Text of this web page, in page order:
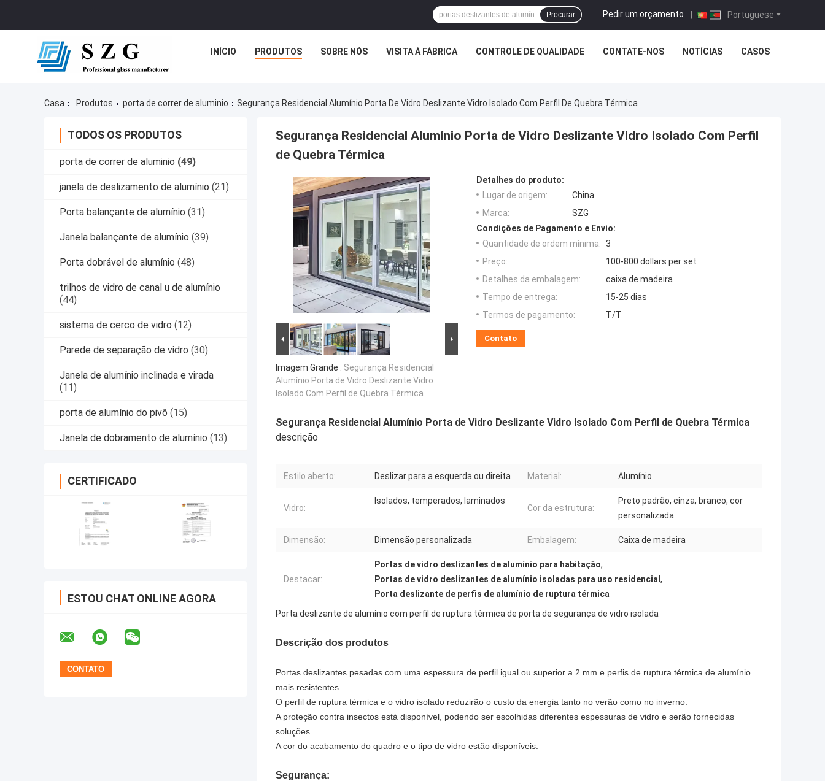
Portuguese
Pedir um orçamento |
Procurar
INÍCIO PRODUTOS SOBRE NÓS VISITA À FÁBRICA CONTROLE DE QUALIDADE CONTATE-NOS NOTÍCIAS CASOS
Casa Produtos porta de correr de aluminio Segurança Residencial Alumínio Porta De Vidro Deslizante Vidro Isolado Com Perfil De Quebra Térmica
TODOS OS PRODUTOS
porta de correr de aluminio (49)
janela de deslizamento de alumínio (21)
Porta balançante de alumínio (31)
Janela balançante de alumínio (39)
Porta dobrável de alumínio (48)
trilhos de vidro de canal u de alumínio
(44)
sistema de cerco de vidro (12)
Parede de separação de vidro (30)
Janela de alumínio inclinada e virada
(11)
porta de alumínio do pivô (15)
Janela de dobramento de alumínio (13)
CERTIFICADO
ESTOU CHAT ONLINE AGORA
Segurança Residencial Alumínio Porta de Vidro Deslizante Vidro Isolado Com Perfil
de Quebra Térmica
Imagem Grande : Segurança Residencial
Alumínio Porta de Vidro Deslizante Vidro
Isolado Com Perfil de Quebra Térmica
Detalhes do produto:
Lugar de origem:
China
Marca:
SZG
Condições de Pagamento e Envio:
Quantidade de ordem mínima: 3
Preço:
100-800 dollars per set
Detalhes da embalagem:
caixa de madeira
Tempo de entrega:
15-25 dias
Termos de pagamento:
T/T
Contato
Segurança Residencial Alumínio Porta de Vidro Deslizante Vidro Isolado Com Perfil de Quebra Térmica
descrição
Estilo aberto: Deslizar para a esquerda ou direita Material: Alumínio
Vidro:
Isolados, temperados, laminados
Cor da estrutura:
Preto padrão, cinza, branco, cor
personalizada
Dimensão: Dimensão personalizada Embalagem: Caixa de madeira
Destacar:
Portas de vidro deslizantes de alumínio para habitação,
Portas de vidro deslizantes de alumínio isoladas para uso residencial ,
Porta deslizante de perfis de alumínio de ruptura térmica
Porta deslizante de alumínio com perfil de ruptura térmica de porta de segurança de vidro isolada
Descrição dos produtos
Portas deslizantes pesadas com uma espessura de perfil igual ou superior a 2 mm e perfis de ruptura térmica de alumínio
mais resistentes.
O perfil de ruptura térmica e o vidro isolado reduzirão o custo da energia tanto no verão como no inverno.
A proteção contra insectos está disponível, podendo ser escolhidas diferentes espessuras de vidro e serão fornecidas
soluções.
A cor do acabamento do quadro e o tipo de vidro estão disponíveis.
Segurança: